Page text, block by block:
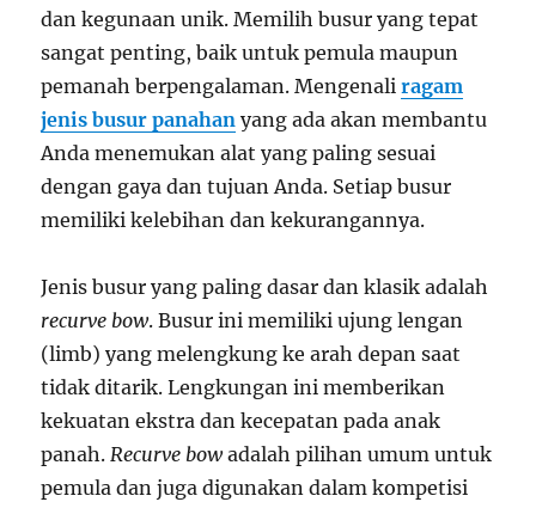
dan kegunaan unik. Memilih busur yang tepat
sangat penting, baik untuk pemula maupun
pemanah berpengalaman. Mengenaliragam
jenis busur panahan yang ada akan membantu
Anda menemukan alat yang paling sesuai
dengan gaya dan tujuan Anda. Setiap busur
memiliki kelebihan dan kekurangannya.
Jenis busur yang paling dasar dan klasik adalah
recurve bow. Busur ini memiliki ujung lengan
(limb) yang melengkung ke arah depan saat
tidak ditarik. Lengkungan ini memberikan
kekuatan ekstra dan kecepatan pada anak
panah.Recurve bowadalah pilihan umum untuk
pemula dan juga digunakan dalam kompetisi